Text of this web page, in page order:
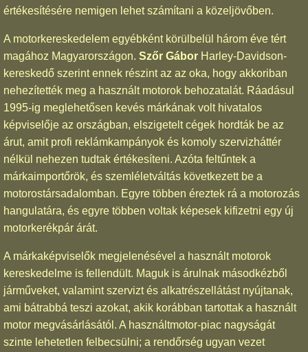
értékesítésére nemigen lehet számítani a közeljövőben.
A motorkereskedelem egyébként körülbelül három éve tért
magához Magyarországon. Szőr Gábor Harley-Davidson-
kereskedő szerint ennek részint az az oka, hogy akkoriban
nehezítették meg a használt motorok behozatalát. Ráadásul
1995-ig meglehetősen kevés márkának volt hivatalos
képviselője az országban, elszigetelt cégek hordták be az
árut, amit profi reklámkampányok és komoly szervizháttér
nélkül nehezen tudtak értékesíteni. Azóta feltűntek a
márkaimportőrök, és szemléletváltás következett be a
motorostársadalomban. Egyre többen éreztek rá a motorozás
hangulatára, és egyre többen voltak képesek kifizetni egy új
motorkerékpár árát.
A márkaképviselők megjelenésével a használt motorok
kereskedelme is fellendült. Maguk is árulnak másodkézből
járműveket, valamint szervizt és alkatrészellátást nyújtanak,
ami bátrabbá teszi azokat, akik korábban tartottak a használt
motor megvásárlásától. A használtmotor-piac nagyságát
szinte lehetetlen felbecsülni; a rendőrség ugyan vezet